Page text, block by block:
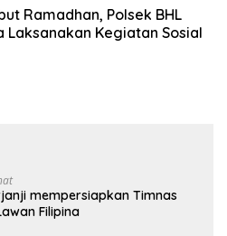
Ramadhan, Polsek BHL
Laksanakan Kegiatan Sosial
mempersiapkan Timnas
Filipina